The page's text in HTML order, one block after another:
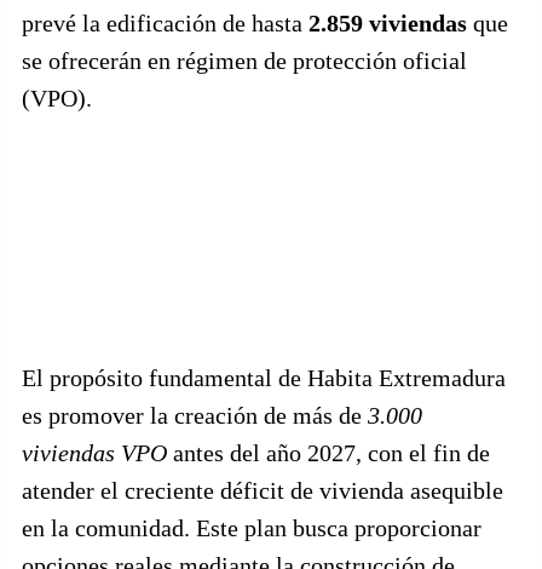
prevé la edificación de hasta 2.859 viviendas que
se ofrecerán en régimen de protección oficial
(VPO).
El propósito fundamental de Habita Extremadura
es promover la creación de más de 3.000
viviendas VPO antes del año 2027, con el fin de
atender el creciente déficit de vivienda asequible
en la comunidad. Este plan busca proporcionar